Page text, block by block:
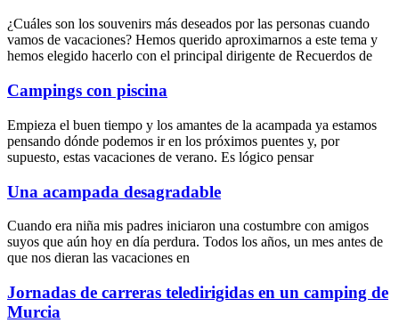
¿Cuáles son los souvenirs más deseados por las personas cuando
vamos de vacaciones? Hemos querido aproximarnos a este tema y
hemos elegido hacerlo con el principal dirigente de Recuerdos de
Campings con piscina
Empieza el buen tiempo y los amantes de la acampada ya estamos
pensando dónde podemos ir en los próximos puentes y, por
supuesto, estas vacaciones de verano. Es lógico pensar
Una acampada desagradable
Cuando era niña mis padres iniciaron una costumbre con amigos
suyos que aún hoy en día perdura. Todos los años, un mes antes de
que nos dieran las vacaciones en
Jornadas de carreras teledirigidas en un camping de
Murcia